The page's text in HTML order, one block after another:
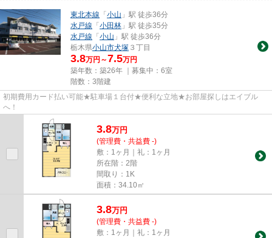
東北本線 「小山 」駅 徒歩36分
水戸線 「小田林 」駅 徒歩35分
水戸線 「小山 」駅 徒歩36分
栃木県小山市犬塚 ３丁目
3.8万円～7.5万円
築年数：築26年 ｜募集中： 6室
階数：3階建
初期費用カード払い可能★駐車場１台付★便利な立地★お部屋探しはエイブル
へ！
3.8万円
(管理費・共益費 -)
敷：1ヶ月｜礼：1ヶ月
所在階：2階
間取り：1K
面積：34.10㎡
3.8万円
(管理費・共益費 -)
敷：1ヶ月｜礼：1ヶ月